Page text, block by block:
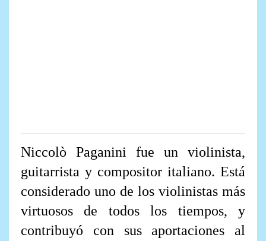
Niccolò Paganini fue un violinista,
guitarrista y compositor italiano. Está
considerado uno de los violinistas más
virtuosos de todos los tiempos, y
contribuyó con sus aportaciones al